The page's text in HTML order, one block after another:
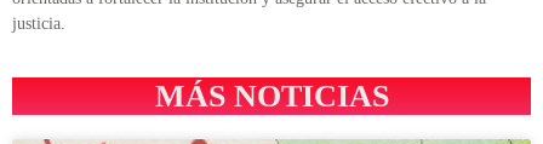
justicia.
MÁS NOTICIAS